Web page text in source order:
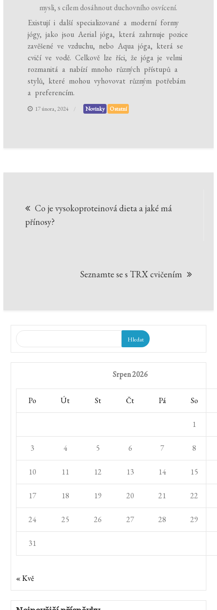
mysli, s cílem dosáhnout duchovního osvícení.
Existují i další specializované a moderní formy
jógy, jako jsou Aerial jóga, která zahrnuje pozice
zavěšené ve vzduchu, nebo Aqua jóga, která se
cvičí ve vodě. Celkově lze říci, že jóga je velmi
rozmanitá a nabízí mnoho různých přístupů a
stylů, které mohou vyhovovat různým potřebám
a preferencím.
17 února, 2024 Novinky Ostatní
pro
Co je vysokoproteinová dieta a jaké má
přínosy?
Seznamte se s TRX cvičením
Hledat
Srpen 2026
Po Út St Čt Pá So
1
3 4 5 6 7 8
10 11 12 13 14 15
17 18 19 20 21 22
24 25 26 27 28 29
31
« Kvě